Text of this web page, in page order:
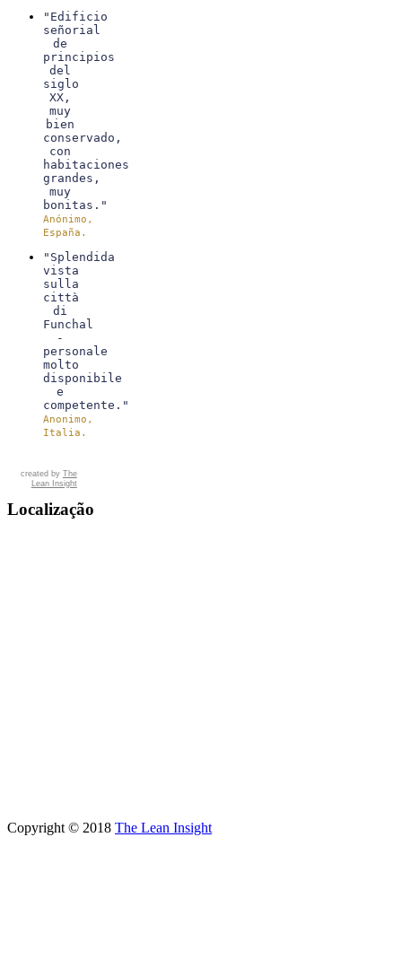
"Edificio
señorial
de
principios
del
siglo
XX,
muy
bien
conservado,
con
habitaciones
grandes,
muy
bonitas."
Anónimo,
España.
"Splendida
vista
sulla
città
di
Funchal
-
personale
molto
disponibile
e
competente."
Anonimo,
Italia.
created by The
Lean Insight
Localização
Copyright © 2018 The Lean Insight